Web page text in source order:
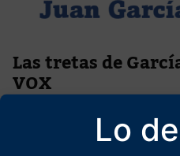
Lo
Las tretas de
VOX
Menuda encerrona le montaron a
Portella. Pero éste la ha